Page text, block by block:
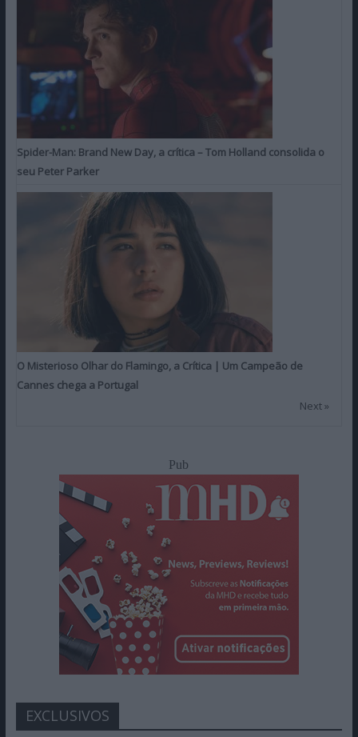
Spider-Man: Brand New Day, a crítica – Tom Holland consolida o
seu Peter Parker
O Misterioso Olhar do Flamingo, a Crítica | Um Campeão de
Cannes chega a Portugal
Next »
Pub
EXCLUSIVOS